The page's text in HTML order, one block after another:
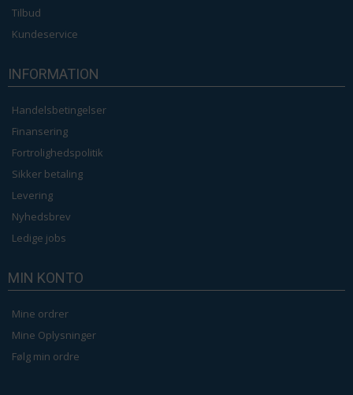
Tilbud
Kundeservice
INFORMATION
Handelsbetingelser
Finansering
Fortrolighedspolitik
Sikker betaling
Levering
Nyhedsbrev
Ledige jobs
MIN KONTO
Mine ordrer
Mine Oplysninger
Følg min ordre